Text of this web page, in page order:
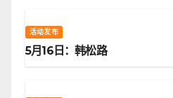
活动发布
5月16日：韩松路